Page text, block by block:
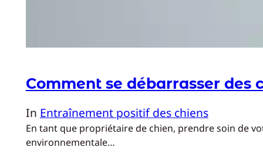
Comment se débarrasser des
In Entraînement positif des chiens
En tant que propriétaire de chien, prendre soin de
environnementale…